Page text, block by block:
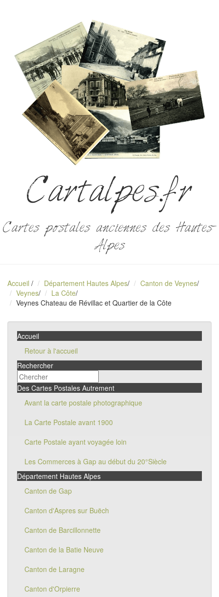
Cartalpes.fr
Cartes postales anciennes des Hautes-
Alpes
Accueil / Département Hautes Alpes/ Canton de Veynes/
Veynes/ La Côte/
Veynes Chateau de Révillac et Quartier de la Côte
Accueil
Retour à l'accueil
Rechercher
Des Cartes Postales Autrement
Avant la carte postale photographique
La Carte Postale avant 1900
Carte Postale ayant voyagée loin
Les Commerces à Gap au début du 20°Siècle
Département Hautes Alpes
Canton de Gap
Canton d'Aspres sur Buëch
Canton de Barcillonnette
Canton de la Batie Neuve
Canton de Laragne
Canton d'Orpierre